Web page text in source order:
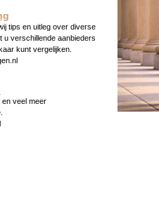
tips en uitleg over diverse
u verschillende aanbieders
kunt vergelijken.
en veel meer